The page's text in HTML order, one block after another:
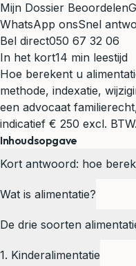
Mijn Dossier Beoordelen
WhatsApp onsSnel
Bel direct050 67 32 06
In het kort14 min leestijd
Hoe berekent u
methode, indexatie,
een advocaat
indicatief € 250 excl. BTW.
Inhoudsopgave
Kort antwoord: hoe
Wat is alimentatie?
De drie soorten
1. Kinderalimentatie